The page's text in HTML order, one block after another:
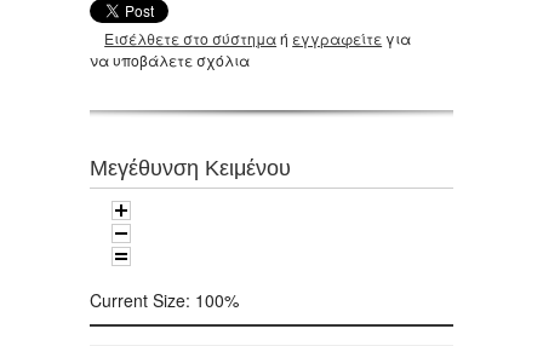
Εισέλθετε στο σύστημαή εγγραφείτε για
να υποβάλετε σχόλια
Μεγέθυνση Κειμένου
Current Size: 100%